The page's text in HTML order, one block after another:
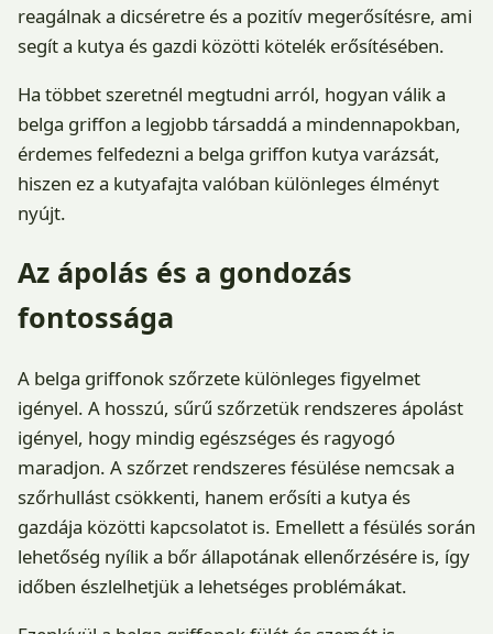
reagálnak a dicséretre és a pozitív megerősítésre, ami
segít a kutya és gazdi közötti kötelék erősítésében.
Ha többet szeretnél megtudni arról, hogyan válik a
belga griffon a legjobb társaddá a mindennapokban,
érdemes felfedezni a belga griffon kutya varázsát,
hiszen ez a kutyafajta valóban különleges élményt
nyújt.
Az ápolás és a gondozás
fontossága
A belga griffonok szőrzete különleges figyelmet
igényel. A hosszú, sűrű szőrzetük rendszeres ápolást
igényel, hogy mindig egészséges és ragyogó
maradjon. A szőrzet rendszeres fésülése nemcsak a
szőrhullást csökkenti, hanem erősíti a kutya és
gazdája közötti kapcsolatot is. Emellett a fésülés során
lehetőség nyílik a bőr állapotának ellenőrzésére is, így
időben észlelhetjük a lehetséges problémákat.